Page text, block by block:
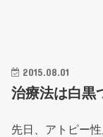
2015.08.01
治療法は白黒
先日、アトピー